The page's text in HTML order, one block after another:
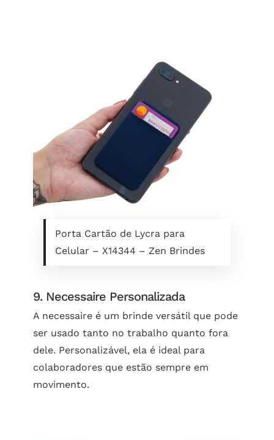
Porta Cartão de Lycra para
Celular – X14344 – Zen Brindes
9. Necessaire Personalizada
A necessaire é um brinde versátil que pode
ser usado tanto no trabalho quanto fora
dele. Personalizável, ela é ideal para
colaboradores que estão sempre em
movimento.